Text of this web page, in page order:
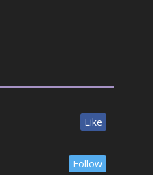
Like
Follow